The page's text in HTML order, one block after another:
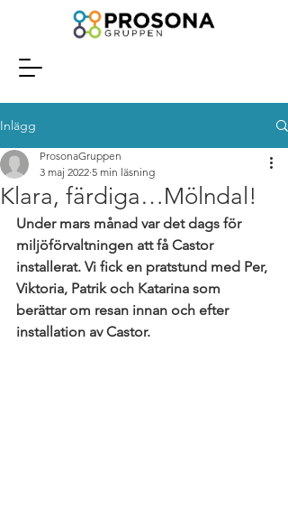
Inlägg
Klara, färdiga…Mölndal!
ProsonaGruppen
3 maj 2022 5 min läsning
Under mars månad var det dags för
miljöförvaltningen att få Castor
installerat. Vi fick en pratstund med Per,
Viktoria, Patrik och Katarina som
berättar om resan innan och efter
installation av Castor.